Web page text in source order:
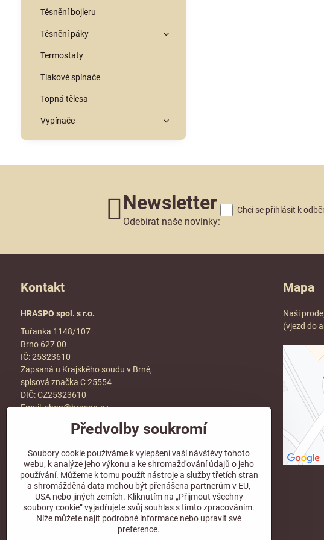
Těsnění bojleru
Těsnění páky
Termostaty
Tlakové spínače
Topná tělesa
Vypínače
Newsletter
Odebírat naše novinky:
Chci se přihlásit k
Kontakt
HRASPO spol. s r.o.
Tuřanka 1148/107
Brno 627 00
IČ: 25323610
Zapsaná u Krajského soudu v Brně,
spisová značka C 25554
DIČ: CZ25323610
Email:shop@hraspo.cz
Obchodní podmínky
Více info v sekcikontakt
Sledujte naše sociální sítě!
Mapa
Naši
(vjezd do
Předvolby soukromí
Soubory cookie používáme k vylepšení vaší návštěvy tohoto
webu, k analýze jeho výkonu a ke shromažďování údajů o jeho
používání. Můžeme k tomu použít nástroje a služby třetích stran
a shromážděná data mohou být přenášena partnerům v EU,
USA nebo jiných zemích. Kliknutím na „Přijmout všechny
soubory cookie“ vyjadřujete svůj souhlas s tímto zpracováním.
Níže můžete najít podrobné informace nebo upravit své
preference.